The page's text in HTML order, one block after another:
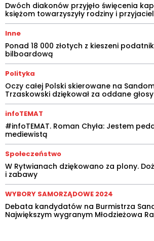
Dwóch diakonów przyjęło święcenia
księżom towarzyszyły rodziny i
Inne
Ponad 18 000 złotych z kieszeni
bilboardową
Polityka
Oczy całej Polski skierowane na
Trzaskowski dziękował za oddane głosy
infoTEMAT
#infoTEMAT. Roman Chyła: Jestem
mediewistą
Społeczeństwo
W Rytwianach dziękowano za plony.
i zabawy
WYBORY SAMORZĄDOWE 2024
Debata kandydatów na Burmistrza
Największym wygranym Młodzieżowa